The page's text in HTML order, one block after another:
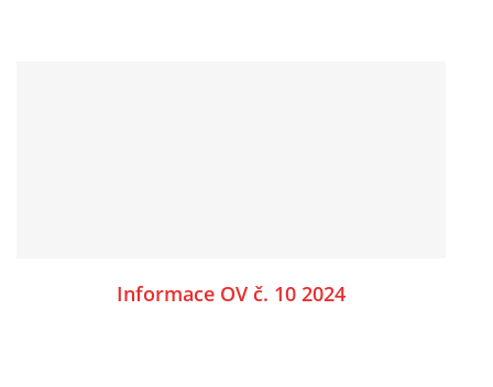
Informace OV č. 10 2024